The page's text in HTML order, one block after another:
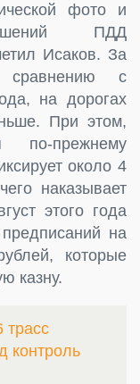
фото и
ПДД
Исаков. За
с
на дорогах
При этом,
по-прежнему
около 4
наказывает
этого года
на
которые
казну.
контроль